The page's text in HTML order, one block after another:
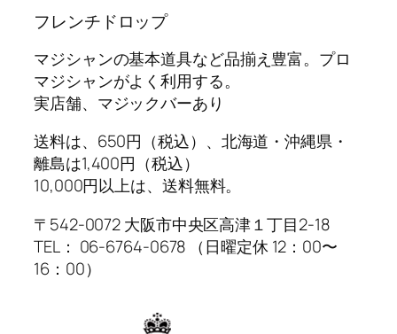
フレンチドロップ
マジシャンの基本道具など品揃え豊富。プロ
マジシャンがよく利用する。
実店舗、マジックバーあり
送料は、650円（税込）、北海道・沖縄県・
離島は1,400円（税込）
10,000円以上は、送料無料。
〒542-0072 大阪市中央区高津１丁目2-18
TEL： 06-6764-0678 （日曜定休 12：00〜
16：00）